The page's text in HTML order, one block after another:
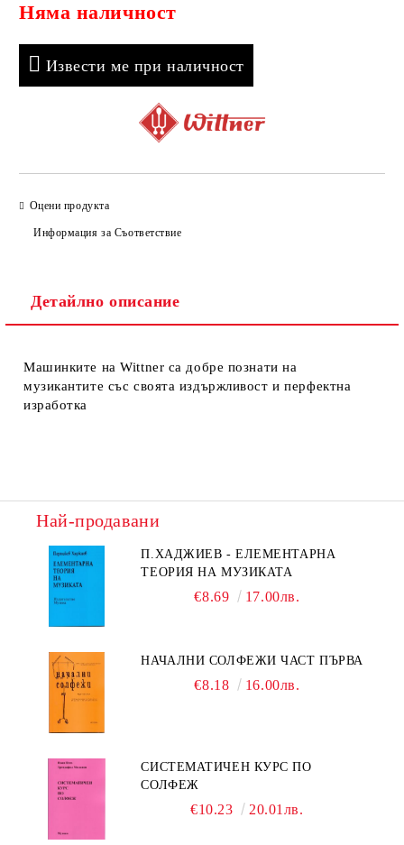
Няма наличност
Извести ме при наличност
Оцени продукта
Информация за Съответствие
Детайлно описание
Машинките на Wittner са добре познати на
музикантите със своята издържливост и перфектна
изработка
Най-продавани
П.ХАДЖИЕВ - ЕЛЕМЕНТАРНА
ТЕОРИЯ НА МУЗИКАТА
€8.69 17.00лв.
НАЧАЛНИ СОЛФЕЖИ ЧАСТ ПЪРВА
€8.18 16.00лв.
СИСТЕМАТИЧЕН КУРС ПО
СОЛФЕЖ
€10.23 20.01лв.